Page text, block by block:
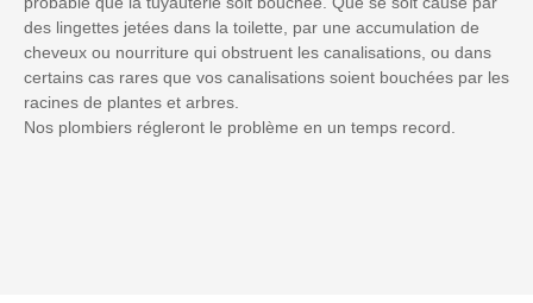
des lingettes jetées dans la toilette, par une accumulation de
cheveux ou nourriture qui obstruent les canalisations, ou dans
certains cas rares que vos canalisations soient bouchées par les
racines de plantes et arbres.
Nos plombiers régleront le problème en un temps record.